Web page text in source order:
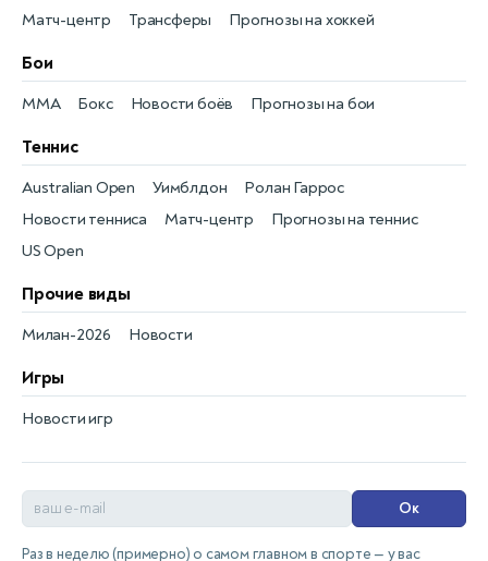
Матч-центр
Трансферы
Прогнозы на хоккей
Бои
Новости боёв
MMA Прогнозы на бои
Бокс
Теннис
Новости тенниса
Australian Open
Матч-центр
Уимблдон
Прогнозы на теннис
Ролан Гаррос
US Open
Прочие виды
Новости
Милан-2026
Игры
Новости игр
Ок
Раз в неделю (примерно) о самом главном в спорте — у вас